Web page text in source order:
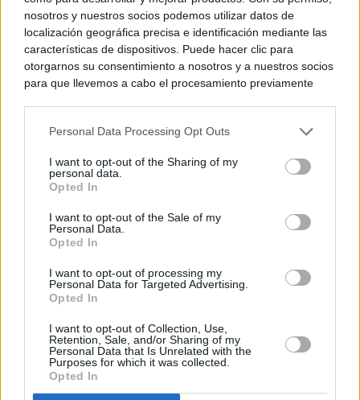
nosotros y nuestros socios podemos utilizar datos de
localización geográfica precisa e identificación mediante las
características de dispositivos. Puede hacer clic para
otorgarnos su consentimiento a nosotros y a nuestros socios
para que llevemos a cabo el procesamiento previamente
negar su consentimiento. Tenga en cuenta que algún
de su consentimiento, pero usted tiene el derecho de
rechazar tal procesamiento. Sus preferencias se aplicarán
cualquier momento entrando de nuevo en este sitio web o
visitando nuestra política de privacidad.
Personal Data Processing Opt Outs
I want to opt-out of the Sharing of my
personal data.
Opted In
I want to opt-out of the Sale of my
Personal Data.
Opted In
I want to opt-out of processing my
Personal Data for Targeted Advertising.
Opted In
I want to opt-out of Collection, Use,
Retention, Sale, and/or Sharing of my
Personal Data that Is Unrelated with the
Purposes for which it was collected.
Opted In